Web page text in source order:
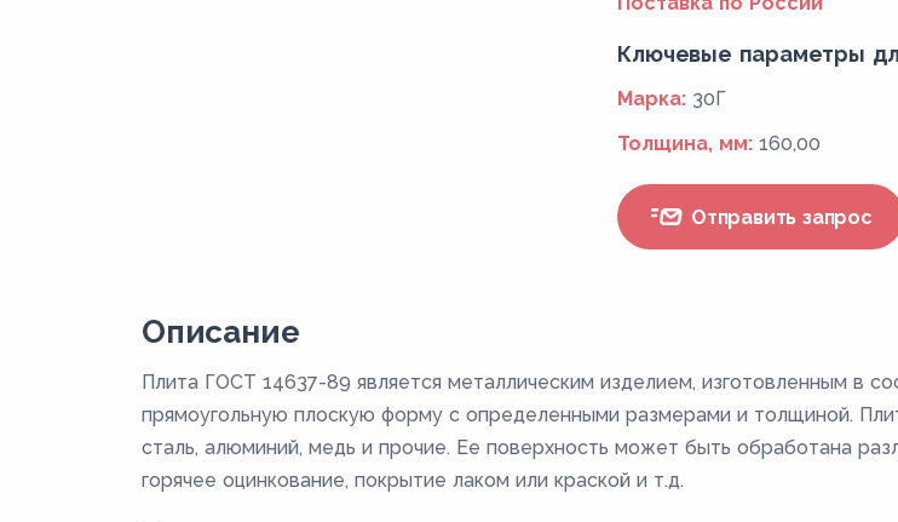
Ключевые параметры
Марка: 30Г
Толщина, мм: 160,00
Отправить запрос
Описание
Плита ГОСТ 14637-89 является металлическим изделием, изготовленным в
прямоугольную плоскую форму с определенными размерами и толщиной.
сталь, алюминий, медь и прочие. Ее поверхность может быть обработана
горячее оцинкование, покрытие лаком или краской и т.д.